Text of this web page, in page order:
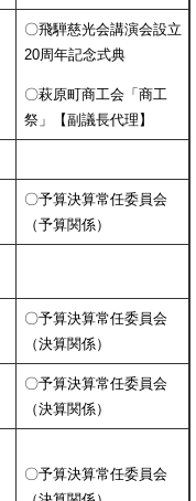
〇飛騨慈光会講演会設立
20周年記念式典
〇萩原町商工会「商工
祭」【副議長代理】
〇予算決算常任委員会
（予算関係）
〇予算決算常任委員会
（決算関係）
〇予算決算常任委員会
（決算関係）
〇予算決算常任委員会